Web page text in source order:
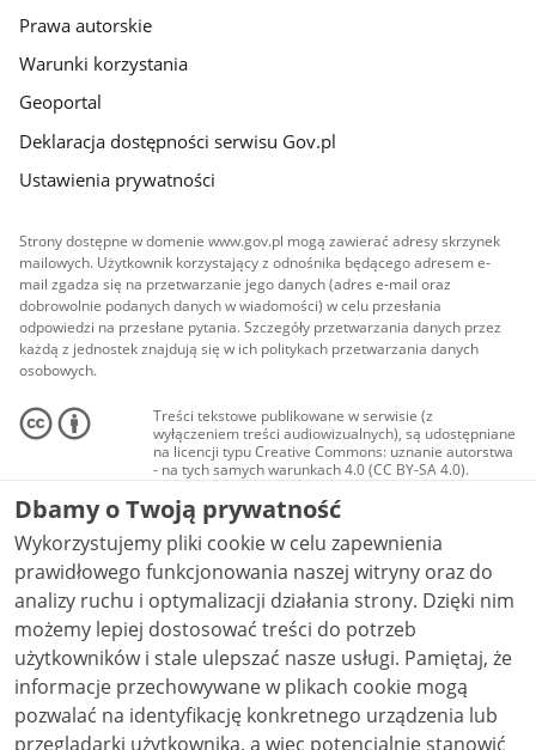
Prawa autorskie
Warunki korzystania
Geoportal
Deklaracja dostępności serwisu Gov.pl
Ustawienia prywatności
Strony dostępne w domenie www.gov.pl mogą zawierać adresy skrzynek
mailowych. Użytkownik korzystający z odnośnika będącego adresem e-
mail zgadza się na przetwarzanie jego danych (adres e-mail oraz
dobrowolnie podanych danych w wiadomości) w celu przesłania
odpowiedzi na przesłane pytania. Szczegóły przetwarzania danych przez
każdą z jednostek znajdują się w ich politykach przetwarzania danych
osobowych.
Treści tekstowe publikowane w serwisie (z
wyłączeniem treści audiowizualnych), są udostępniane
na licencji typu Creative Commons: uznanie autorstwa
- na tych samych warunkach 4.0 (CC BY-SA 4.0).
Materiały audiowizualne, w tym zdjęcia, materiały
audio i wideo, są udostępniane na licencji typu
Creative Commons: uznanie autorstwa użycie
niekomercyjne - bez utworów zależnych 4.0 (CC BY-
NC-ND 4.0), o ile nie jest to stwierdzone inaczej.
Dbamy o Twoją prywatność
Wykorzystujemy pliki cookie w celu zapewnienia
prawidłowego funkcjonowania naszej witryny oraz do
analizy ruchu i optymalizacji działania strony. Dzięki nim
możemy lepiej dostosować treści do potrzeb
użytkowników i stale ulepszać nasze usługi. Pamiętaj, że
informacje przechowywane w plikach cookie mogą
pozwalać na identyfikację konkretnego urządzenia lub
przeglądarki użytkownika, a więc potencjalnie stanowić